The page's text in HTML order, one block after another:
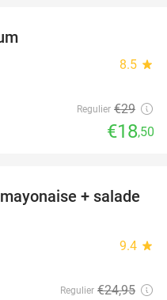
8.5 star
Regulier €29
€18,50
36%
+ salade
9.4 star
Regulier €24,95